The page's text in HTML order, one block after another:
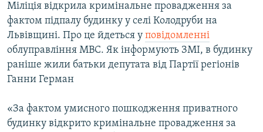
ІНФОГРАФІКА
ДОЛУЧАЙСЯ!
Усі сайти RFE/RL
Міліція відкрила кримінальне провадження за
фактом підпалу будинку у селі Колодруби на
Львівщині. Про це йдеться у повідомленні
облуправління МВС. Як інформують ЗМІ, в будинку
раніше жили батьки депутата від Партії регіонів
Ганни Герман
«За фактом умисного пошкодження приватного
будинку відкрито кримінальне провадження за